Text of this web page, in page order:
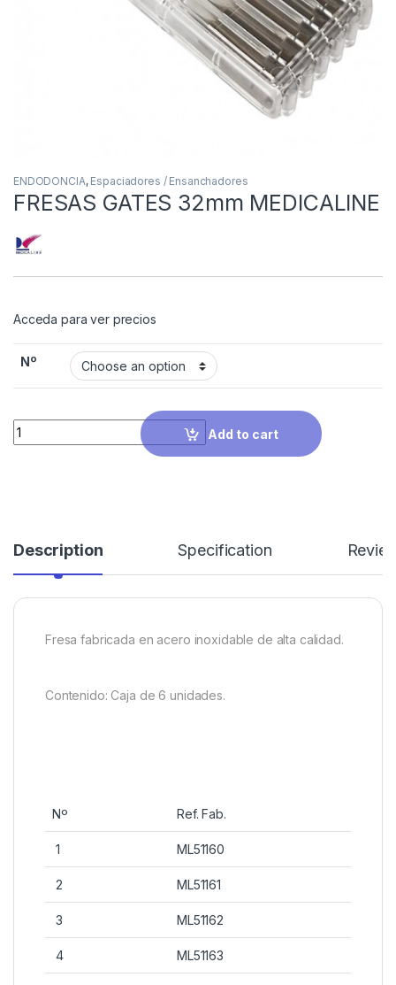
ENDODONCIA, Espaciadores / Ensanchadores
FRESAS GATES 32mm MEDICALINE
Acceda para ver precios
Nº
Quantity
Add to cart
Description Specification
Fresa fabricada en acero inoxidable de alta calidad.
Contenido: Caja de 6 unidades.
Nº Ref. Fab.
1 ML51160
2 ML51161
3 ML51162
4 ML51163